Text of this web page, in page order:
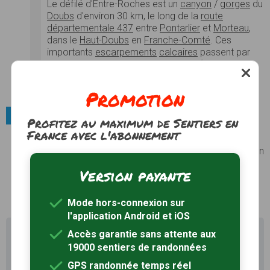
Le défilé d'Entre-Roches est un canyon / gorges du
Doubs d'environ 30 km, le long de la route
départementale 437 entre Pontarlier et Morteau,
dans le Haut-Doubs en Franche-Comté . Ces
importants escarpements calcaires passent par
lesgorges de Remonotà Remonot (hameaude
Villes et villages / Petites cités de caractère
Nozeroy 39
Nozeroy se trouve dans le département du Jura, en
Il existe d'autres sentiers de randonnée à Jougne (25)
pour découvrir le terroir
Promotion
Profitez au maximum de Sentiers en
France avec l'abonnement
Version payante
Mode hors-connexion sur
l'application Android et iOS
Accès garantie sans attente aux
19000 sentiers de randonnées
GPS randonnée temps réel